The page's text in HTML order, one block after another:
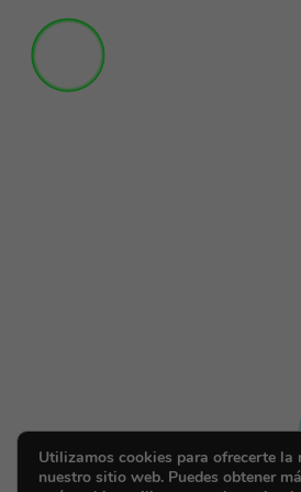
Utilizamos cookies para ofrecerte la
nuestro sitio web. Puedes obtener